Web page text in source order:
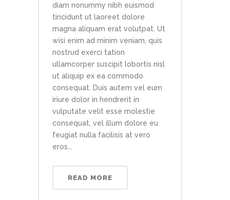
diam nonummy nibh euismod
tincidunt ut laoreet dolore
magna aliquam erat volutpat. Ut
wisi enim ad minim veniam, quis
nostrud exerci tation
ullamcorper suscipit lobortis nisl
ut aliquip ex ea commodo
consequat. Duis autem vel eum
iriure dolor in hendrerit in
vulputate velit esse molestie
consequat, vel illum dolore eu
feugiat nulla facilisis at vero
eros...
READ MORE